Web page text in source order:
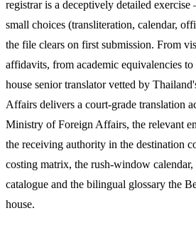
registrar is a deceptively detailed
small choices (transliteration, calendar,
the file clears on first submission. From
affidavits, from academic equivalencies
house senior translator vetted by
Affairs delivers a court-grade translation
Ministry of Foreign Affairs, the relevant
the receiving authority in the destination
costing matrix, the rush-window calendar,
catalogue and the bilingual glossary the
house.